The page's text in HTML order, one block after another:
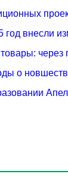
год внесли
о